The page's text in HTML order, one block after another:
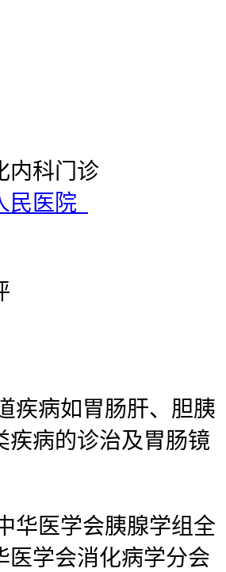
内科门诊
民医院
疾病如胃肠肝、胆胰
疾病的诊治及胃肠镜
华医学会胰腺学组全
医学会消化病学分会